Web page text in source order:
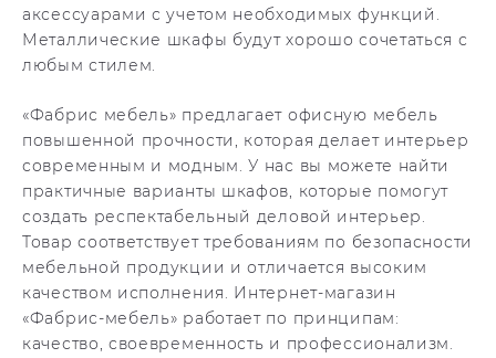
аксессуарами с учетом необходимых функций.
Металлические шкафы будут хорошо сочетаться с
любым стилем.
«Фабрис мебель» предлагает офисную мебель
повышенной прочности, которая делает интерьер
современным и модным. У нас вы можете найти
практичные варианты шкафов, которые помогут
создать респектабельный деловой интерьер.
Товар соответствует требованиям по безопасности
мебельной продукции и отличается высоким
качеством исполнения. Интернет-магазин
«Фабрис-мебель» работает по принципам:
качество, своевременность и профессионализм.